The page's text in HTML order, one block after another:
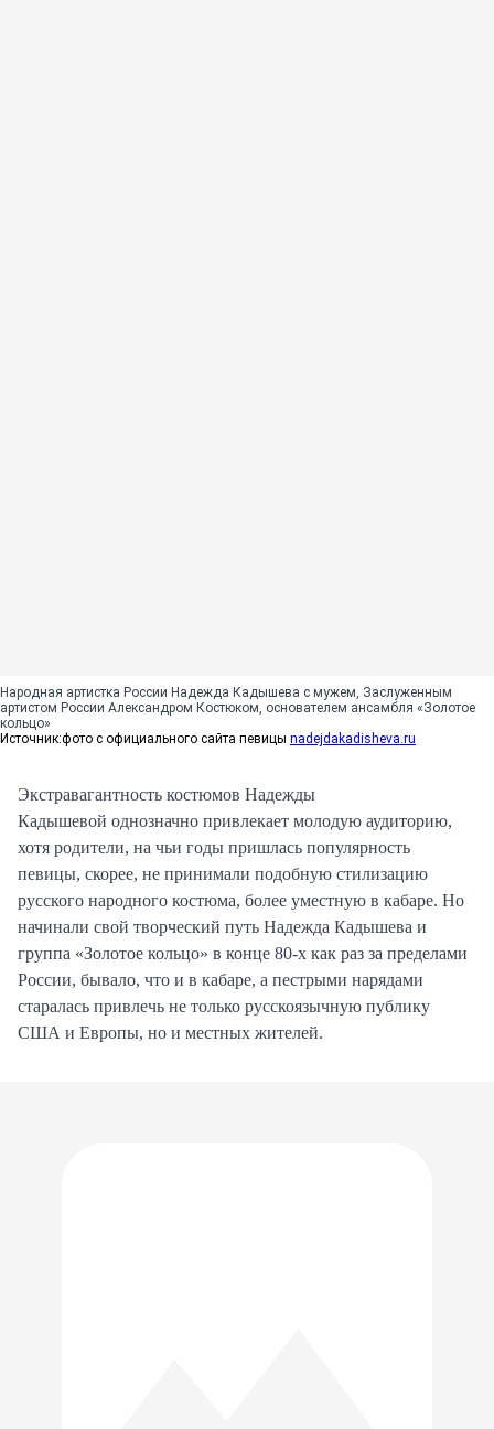
Народная артистка России Надежда Кадышева с мужем, Заслуженным
артистом России Александром Костюком, основателем ансамбля «Золотое
кольцо»
Источник:фото с официального сайта певицы nadejdakadisheva.ru
Экстравагантность костюмов Надежды
Кадышевой однозначно привлекает молодую аудиторию,
хотя родители, на чьи годы пришлась популярность
певицы, скорее, не принимали подобную стилизацию
русского народного костюма, более уместную в кабаре. Но
начинали свой творческий путь Надежда Кадышева и
группа «Золотое кольцо» в конце 80-х как раз за пределами
России, бывало, что и в кабаре, а пестрыми нарядами
старалась привлечь не только русскоязычную публику
США и Европы, но и местных жителей.